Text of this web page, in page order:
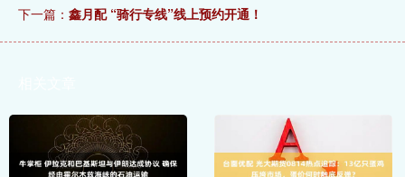
下一篇： 鑫月配 “骑行专线”线上预约开通！